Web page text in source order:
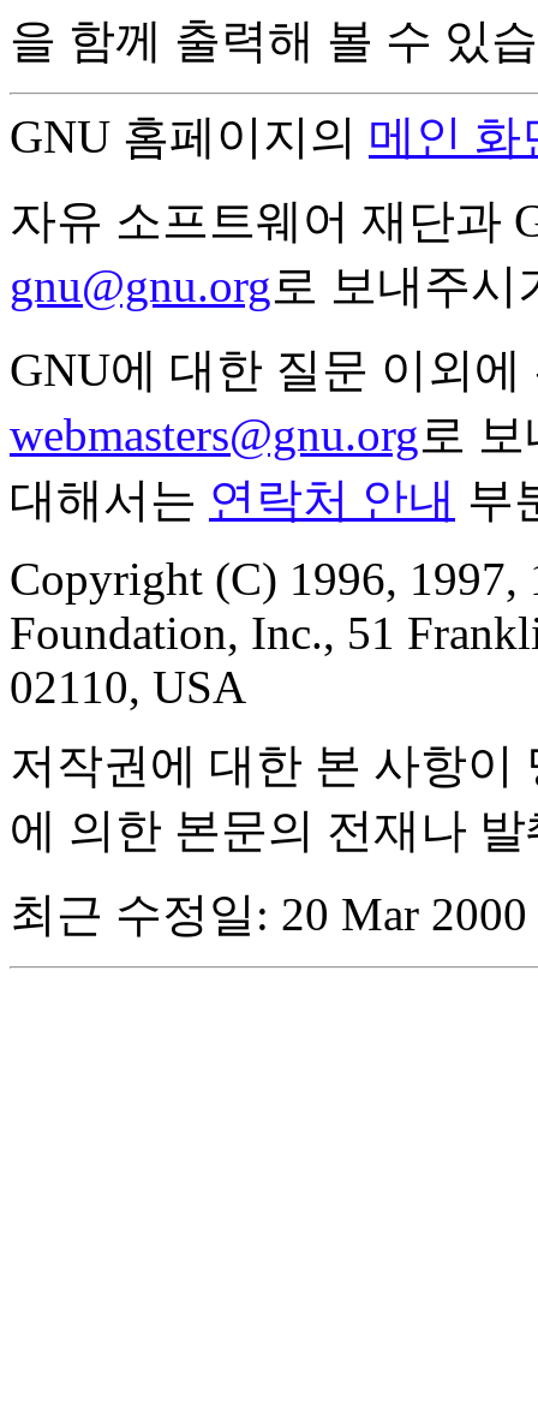
을 함께 출력해 볼 수 있
GNU 홈페이지의 메인 화
자유 소프트웨어 재단과
gnu@gnu.org로 보내주시
GNU에 대한 질문 이외
webmasters@gnu.org로
대해서는 연락처 안내 부
Copyright (C) 1996, 1997,
Foundation, Inc., 51
02110, USA
저작권에 대한 본 사항이
에 의한 본문의 전재나
최근 수정일: 20 Mar